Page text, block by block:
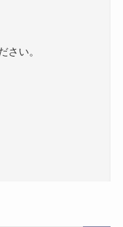
い。